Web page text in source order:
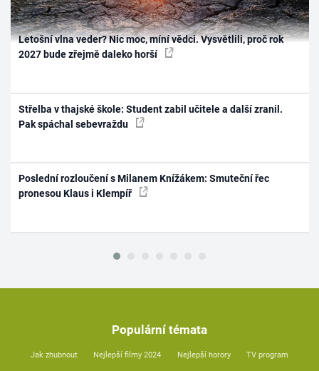
Letošní vlna veder? Nic moc, míní vědci. Vysvětlili, proč rok
2027 bude zřejmě daleko horší
Střelba v thajské škole: Student zabil učitele a další zranil.
Pak spáchal sebevraždu
Poslední rozloučení s Milanem Knížákem: Smuteční řec
pronesou Klaus i Klempíř
Populární témata
Jak zhubnout Nejlepší filmy 2024 Nejlepší horory TV program